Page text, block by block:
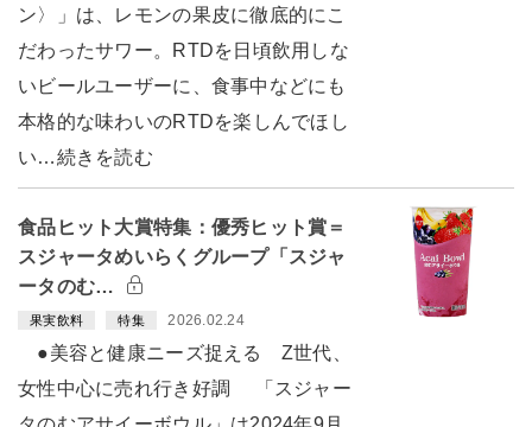
ン〉」は、レモンの果皮に徹底的にこ
だわったサワー。RTDを日頃飲用しな
いビールユーザーに、食事中などにも
本格的な味わいのRTDを楽しんでほし
い…続きを読む
食品ヒット大賞特集：優秀ヒット賞＝
スジャータめいらくグループ「スジャ
ータのむ…
果実飲料 特集 2026.02.24
●美容と健康ニーズ捉える Z世代、
女性中心に売れ行き好調 「スジャー